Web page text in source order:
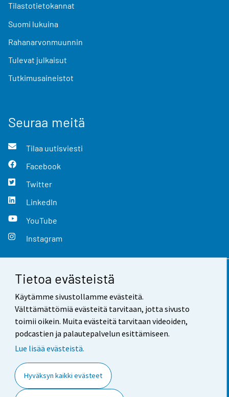
Tietoa evästeistä
Käytämme sivustollamme evästeitä.
Välttämättömiä evästeitä tarvitaan, jotta sivusto
toimii oikein. Muita evästeitä tarvitaan videoiden,
podcastien ja palautepalvelun esittämiseen.
Lue lisää evästeistä.
Hyväksyn kaikki evästeet
Tilastotietokannat
Suomi lukuina
Rahanarvonmuunnin
Tulevat julkaisut
Tutkimusaineistot
Seuraa meitä
Tilaa uutisviesti
Facebook
Twitter
LinkedIn
YouTube
Instagram
Yhteystiedot
Palaute
Käyttöehdot
Saavutettavuus
Tietoa sivustosta